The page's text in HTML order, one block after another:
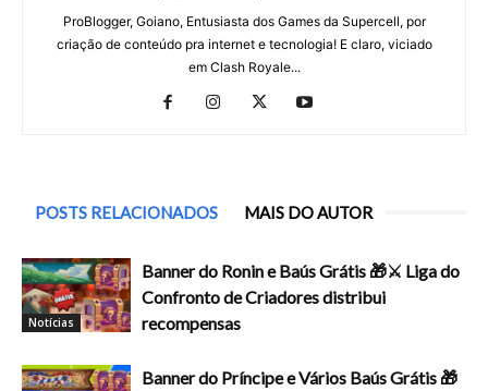
ProBlogger, Goiano, Entusiasta dos Games da Supercell, por
criação de conteúdo pra internet e tecnologia! E claro, viciado
em Clash Royale...
POSTS RELACIONADOS MAIS DO AUTOR
Notícias
Banner do Ronin e Baús Grátis 🎁⚔️ Liga do
Confronto de Criadores distribui
recompensas
Banner do Príncipe e Vários Baús Grátis 🎁